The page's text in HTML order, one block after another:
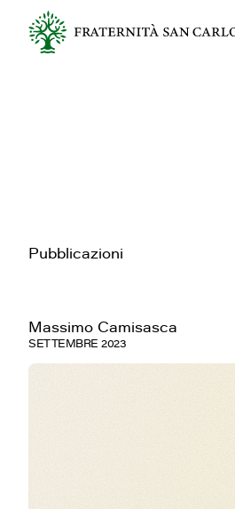
Pubblicazioni
Massimo Camisasca
SETTEMBRE 2023